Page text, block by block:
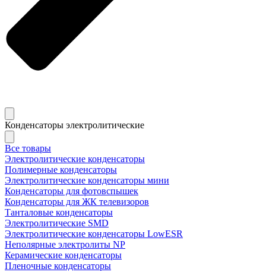
Конденсаторы электролитические
Все товары
Электролитические конденсаторы
Полимерные конденсаторы
Электролитические конденсаторы мини
Конденсаторы для фотовспышек
Конденсаторы для ЖК телевизоров
Танталовые конденсаторы
Электролитические SMD
Электролитические конденсаторы LowESR
Неполярные электролиты NP
Керамические конденсаторы
Пленочные конденсаторы